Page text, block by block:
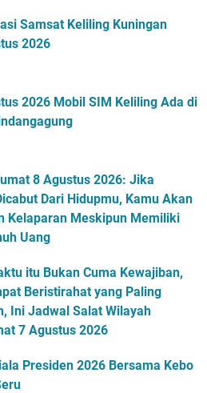
Samsat Keliling Kuningan
2026
2026 Mobil SIM Keliling Ada di
8 Agustus 2026: Jika
Dari Hidupmu, Kamu Akan
Kelaparan Meskipun Memiliki
Uang
itu Bukan Cuma Kewajiban,
Beristirahat yang Paling
Ini Jadwal Salat Wilayah
7 Agustus 2026
Presiden 2026 Bersama Kebo